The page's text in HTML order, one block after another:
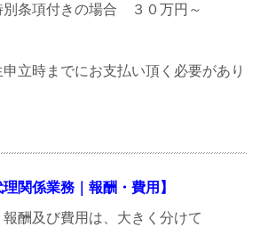
条項付きの場合 ３０万円～
時までにお支払い頂く必要があり
関係業務｜報酬・費用】
酬及び費用は、大きく分けて